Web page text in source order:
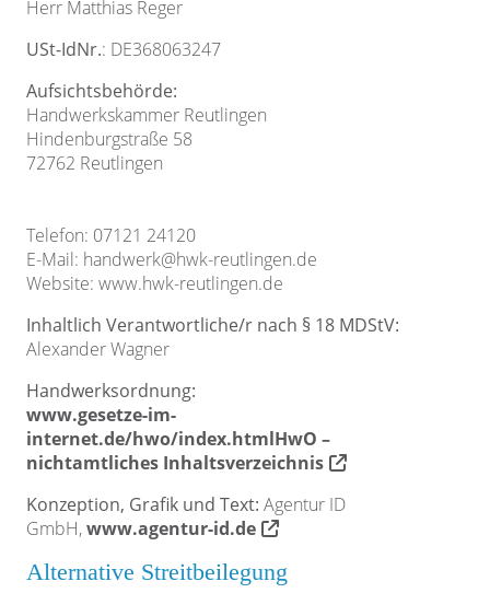
Herr Matthias Reger
USt-IdNr.: DE368063247
Aufsichtsbehörde:
Handwerkskammer Reutlingen
Hindenburgstraße 58
72762 Reutlingen
Telefon: 07121 24120
E-Mail: handwerk@hwk-reutlingen.de
Website: www.hwk-reutlingen.de
Inhaltlich Verantwortliche/r nach § 18 MDStV:
Alexander Wagner
Handwerksordnung:
www.gesetze-im-
internet.de/hwo/index.htmlHwO –
nichtamtliches Inhaltsverzeichnis
Konzeption, Grafik und Text: Agentur ID
GmbH,www.agentur-id.de
Alternative Streitbeilegung